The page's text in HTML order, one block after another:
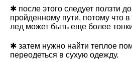
✱ после этого следует ползти
пройденному пути, потому что
лед может быть еще более
✱ затем нужно найти теплое
переодеться в сухую одежду.